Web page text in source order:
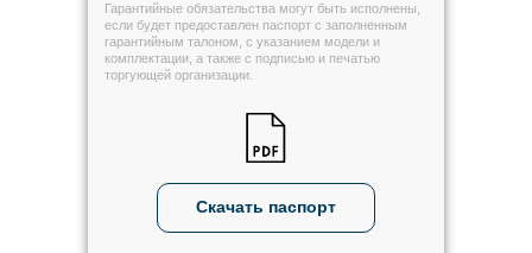
Гарантийные обязательства могут быть исполнены,
если будет предоставлен паспорт с заполненным
гарантийным талоном, с указанием модели и
комплектации, а также с подписью и печатью
торгующей организации.
Скачать паспорт